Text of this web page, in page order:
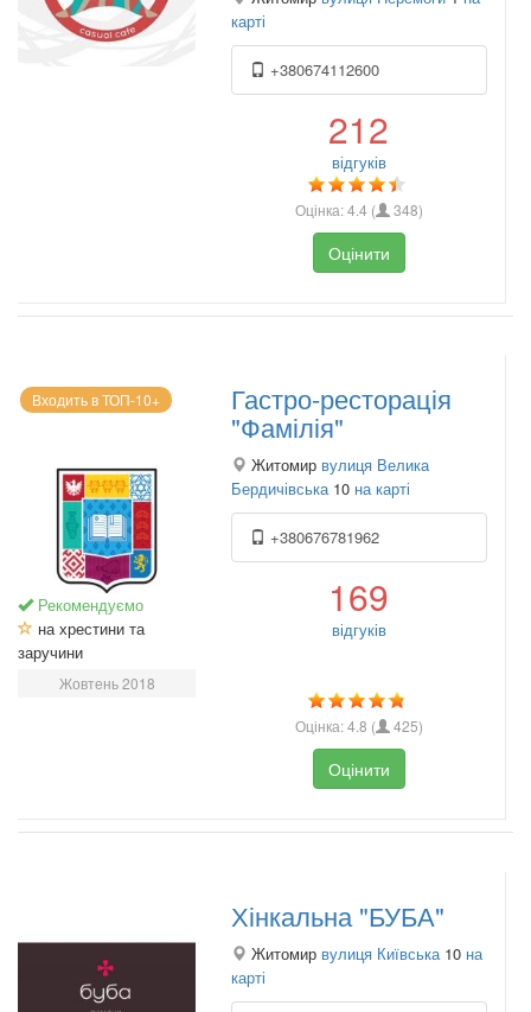
карті
+380674112600
212
відгуків
Оцінка:4.4 ( 348)
Оцінити
Входить в ТОП-10+
Рекомендуємо
на хрестини та
заручини
Жовтень 2018
Гастро-ресторація
"Фамілія"
Житомир вулиця Велика
Бердичівська10 на карті
+380676781962
169
відгуків
Оцінка:4.8 ( 425)
Оцінити
Хінкальна "БУБА"
Житомир вулиця Київська 10 на
карті